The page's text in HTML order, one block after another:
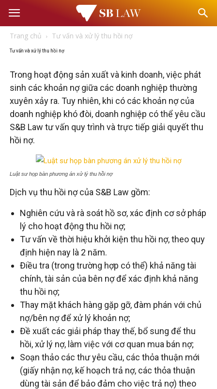
Văn
Luật
vấn
đầu
diện
Trang chủ Tư vấn và xử lý thu hồi nợ
Tư vấn và xử lý thu hồi nợ
Trong hoạt động sản xuất và kinh doanh, việc phát
sinh các khoản nợ giữa các doanh nghiệp thường
xuyên xảy ra. Tuy nhiên, khi có các khoản nợ của
doanh nghiệp khó đòi, doanh nghiệp có thể yêu cầu
S&B Law tư vấn quy trình và trực tiếp giải quyết thu
hồi nợ.
Luật sư họp bàn phương án xử lý thu hồi nợ
Dịch vụ thu hồi nợ của S&B Law gồm:
Nghiên cứu và rà soát hồ sơ, xác định cơ sở pháp
lý cho hoạt động thu hồi nợ;
Tư vấn về thời hiệu khởi kiện thu hồi nợ, theo quy
định hiện nay là 2 năm.
Điều tra (trong trường hợp có thể) khả năng tài
chính, tài sản của bên nợ để xác định khả năng
thu hồi nợ;
Thay mặt khách hàng gặp gỡ, đàm phán với chủ
nợ/bên nợ để xử lý khoản nợ;
Đề xuất các giải pháp thay thế, bổ sung để thu
hồi, xử lý nợ, làm việc với cơ quan mua bán nợ;
Soạn thảo các thư yêu cầu, các thỏa thuận mới
(giấy nhận nợ, kế hoạch trả nợ, các thỏa thuận
dùng tài sản để bảo đảm cho việc trả nợ) theo